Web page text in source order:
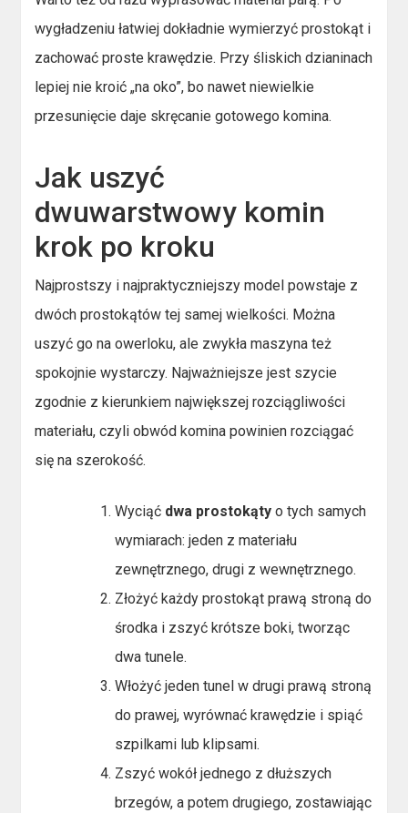
wygładzeniu łatwiej dokładnie wymierzyć prostokąt i
zachować proste krawędzie. Przy śliskich dzianinach
lepiej nie kroić „na oko”, bo nawet niewielkie
przesunięcie daje skręcanie gotowego komina.
Jak uszyć
dwuwarstwowy komin
krok po kroku
Najprostszy i najpraktyczniejszy model powstaje z
dwóch prostokątów tej samej wielkości. Można
uszyć go na owerloku, ale zwykła maszyna też
spokojnie wystarczy. Najważniejsze jest szycie
zgodnie z kierunkiem największej rozciągliwości
materiału, czyli obwód komina powinien rozciągać
się na szerokość.
Wyciąć dwa prostokąty o tych samych
wymiarach: jeden z materiału
zewnętrznego, drugi z wewnętrznego.
Złożyć każdy prostokąt prawą stroną do
środka i zszyć krótsze boki, tworząc
dwa tunele.
Włożyć jeden tunel w drugi prawą stroną
do prawej, wyrównać krawędzie i spiąć
szpilkami lub klipsami.
Zszyć wokół jednego z dłuższych
brzegów, a potem drugiego, zostawiając